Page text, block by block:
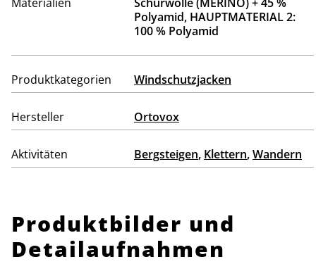
Polyamid, HAUPTMATERIAL 2:
100 % Polyamid
Produktkategorien Windschutzjacken
Hersteller Ortovox
Aktivitäten Bergsteigen, Klettern,Wandern
Produktbilder und
Detailaufnahmen